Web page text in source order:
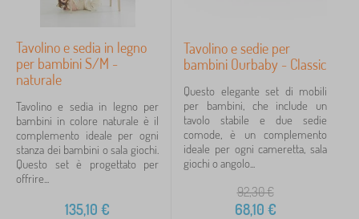
Tavolino e sedia in legno
per bambini S/M -
naturale
Tavolino e sedia in legno per
bambini in colore naturale è il
complemento ideale per ogni
stanza dei bambini o sala giochi.
Questo set è progettato per
offrire...
135,10 €
Tavolino e sedie per
bambini Ourbaby - Classic
Questo elegante set di mobili
per bambini, che include un
tavolo stabile e due sedie
comode, è un complemento
ideale per ogni cameretta, sala
giochi o angolo...
92,30€
68,10 €